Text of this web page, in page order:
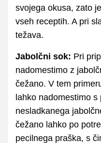
svojega okusa, zato
vseh receptih. A pri
težava.
Jabolčni sok: Pri
nadomestimo z
čežano. V tem
lahko nadomestimo s
nesladkanega
čežano lahko po
pecilnega praška, s